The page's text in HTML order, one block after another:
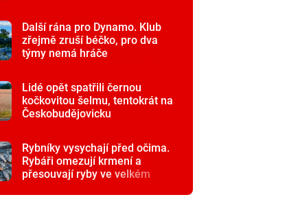
Další rána pro Dynamo. Klub
zřejmě zruší béčko, pro dva
týmy nemá hráče
Lidé opět spatřili černou
kočkovitou šelmu, tentokrát na
Českobudějovicku
Rybníky vysychají před očima.
Rybáři omezují krmení a
přesouvají ryby ve velkém